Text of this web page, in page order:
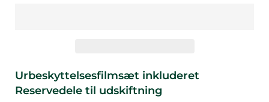
Urbeskyttelsesfilmsæt inkluderet
Reservedele til udskiftning